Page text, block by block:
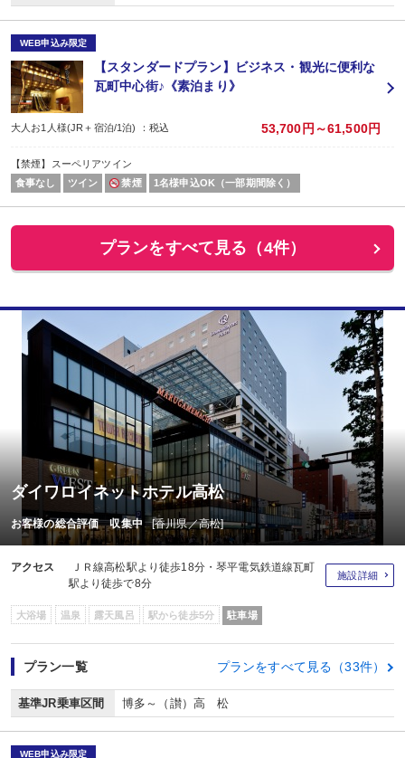
WEB申込み限定
【スタンダードプラン】ビジネス・観光に便利な
瓦町中心街♪《素泊まり》
大人お1人様(JR＋宿泊/1泊) ：税込 53,700円～61,500円
【禁煙】スーペリアツイン
食事なし
ツイン 禁煙 1名様申込OK（一部期間除く）
プランをすべて見る（4件）
ダイワロイネットホテル高松
お客様の総合評価 収集中 [香川県／高松]
アクセス
ＪＲ線高松駅より徒歩18分・琴平電気鉄道線瓦町
駅より徒歩で8分
施設詳細
大浴場 温泉 露天風呂 駅から徒歩5分 駐車場
プラン一覧 プランをすべて見る（33件）
基準JR乗車区間 博多～（讃）高 松
WEB申込み限定